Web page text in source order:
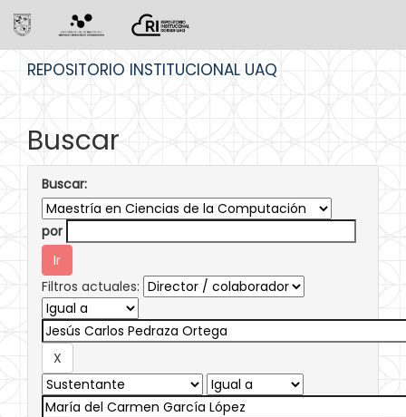
REPOSITORIO INSTITUCIONAL UAQ
Buscar
Buscar:
por
Filtros actuales: